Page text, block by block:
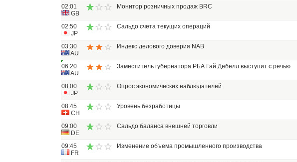
02:01
GB
Монитор розничных продаж BRC
02:50
JP
Сальдо счета текущих операций
03:30
AU
Индекс делового доверия NAB
06:20
AU
Заместитель губернатора РБА Гай Дебелл выступит с речью
08:00
JP
Опрос экономических наблюдателей
08:45
CH
Уровень безработицы
09:00
DE
Сальдо баланса внешней торговли
09:45
FR
Изменение объема промышленного производства